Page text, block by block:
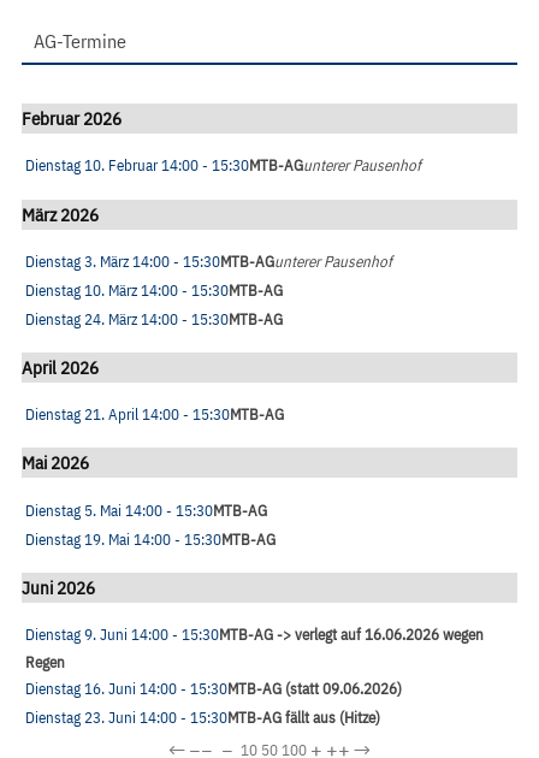
AG-Termine
Februar 2026
Dienstag 10. Februar14:00- 15:30MTB-AGunterer Pausenhof
März 2026
Dienstag 3. März14:00- 15:30MTB-AGunterer Pausenhof
Dienstag 10. März14:00- 15:30MTB-AG
Dienstag 24. März14:00- 15:30MTB-AG
April 2026
Dienstag 21. April14:00- 15:30MTB-AG
Mai 2026
Dienstag 5. Mai 14:00- 15:30MTB-AG
Dienstag 19. Mai 14:00- 15:30MTB-AG
Juni 2026
Dienstag 9. Juni 14:00- 15:30MTB-AG -> verlegt auf 16.06.2026 wegen
Regen
Dienstag 16. Juni 14:00- 15:30MTB-AG (statt 09.06.2026)
Dienstag 23. Juni 14:00- 15:30MTB-AG fällt aus (Hitze)
←−− − 10 50100 + ++→